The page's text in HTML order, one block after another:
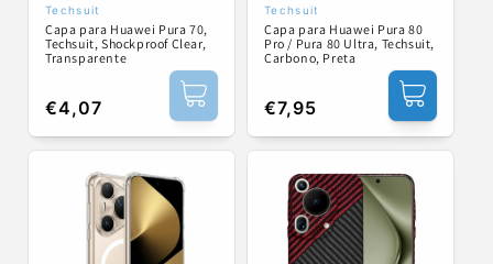
Fornecedor:
Techsuit
Capa para Huawei Pura 70,
Techsuit, Shockproof Clear,
Transparente
Preço
normal
€4,07
Fornecedor:
Techsuit
Capa para Huawei Pura 80
Pro / Pura 80 Ultra, Techsuit,
Carbono, Preta
Preço
normal
€7,95